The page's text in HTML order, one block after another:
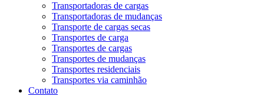
Transportadoras de cargas
Transportadoras de mudanças
Transporte de cargas secas
Transportes de carga
Transportes de cargas
Transportes de mudanças
Transportes residenciais
Transportes via caminhão
Contato